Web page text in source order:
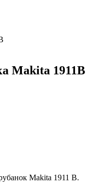
Makita 1911B
Makita 1911 B.